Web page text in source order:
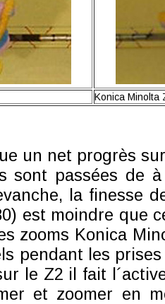
Konica Minolta
un net progrès
sont passées de
la finesse
est moindre que
zooms Konica
pendant les
le Z2 il fait
et zoomer en